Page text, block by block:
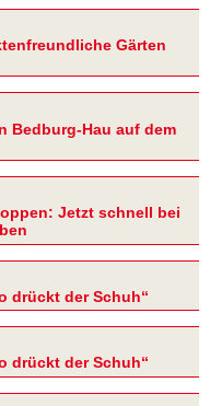
Gärten
Bedburg-Hau auf dem
Jetzt schnell bei
drückt der Schuh“
drückt der Schuh“